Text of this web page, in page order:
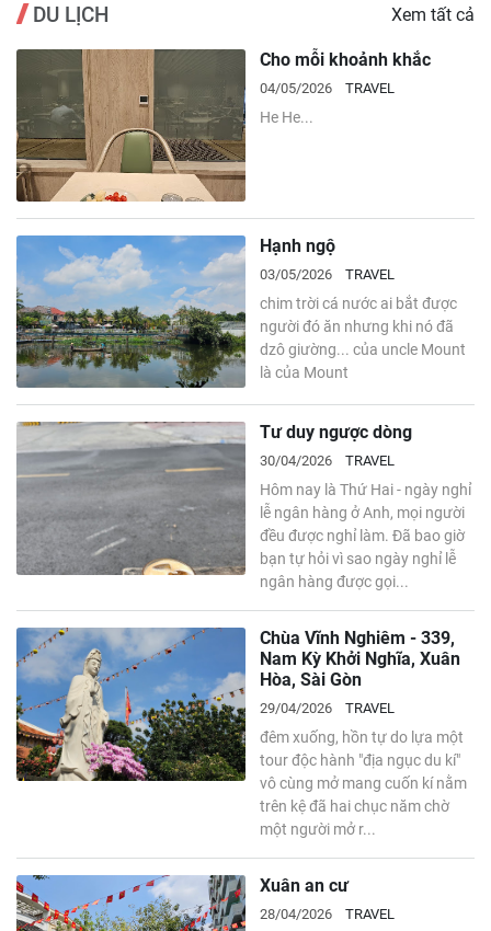
DU LỊCH Xem tất cả
Cho mỗi khoảnh khắc
04/05/2026 TRAVEL
He He...
Hạnh ngộ
03/05/2026 TRAVEL
chim trời cá nước ai bắt được
người đó ăn nhưng khi nó đã
dzô giường... của uncle Mount
là của Mount
Tư duy ngược dòng
30/04/2026 TRAVEL
Hôm nay là Thứ Hai - ngày nghỉ
lễ ngân hàng ở Anh, mọi người
đều được nghỉ làm. Đã bao giờ
bạn tự hỏi vì sao ngày nghỉ lễ
ngân hàng được gọi...
Chùa Vĩnh Nghiêm - 339,
Nam Kỳ Khởi Nghĩa, Xuân
Hòa, Sài Gòn
29/04/2026 TRAVEL
đêm xuống, hồn tự do lựa một
tour độc hành "địa ngục du kí"
vô cùng mở mang cuốn kí nằm
trên kệ đã hai chục năm chờ
một người mở r...
Xuân an cư
28/04/2026 TRAVEL